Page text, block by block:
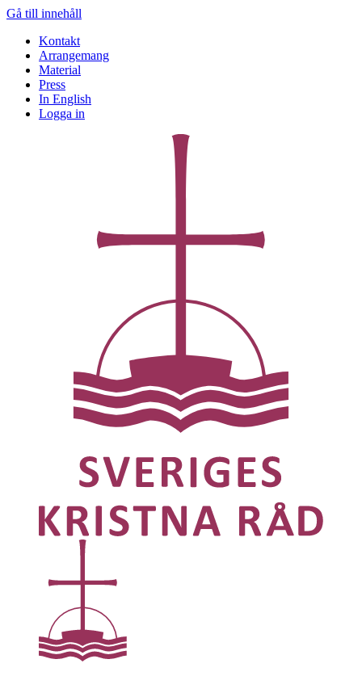
Gå till innehåll
Kontakt
Arrangemang
Material
Press
In English
Logga in